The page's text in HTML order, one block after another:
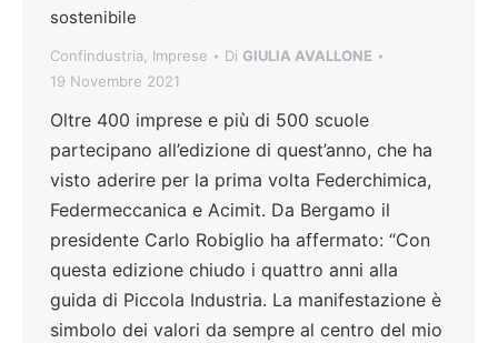
sostenibile
Confindustria, Imprese Di GIULIA AVALLONE
19 Novembre 2021
Oltre 400 imprese e più di 500 scuole
partecipano all’edizione di quest’anno, che ha
visto aderire per la prima volta Federchimica,
Federmeccanica e Acimit. Da Bergamo il
presidente Carlo Robiglio ha affermato: “Con
questa edizione chiudo i quattro anni alla
guida di Piccola Industria. La manifestazione è
simbolo dei valori da sempre al centro del mio